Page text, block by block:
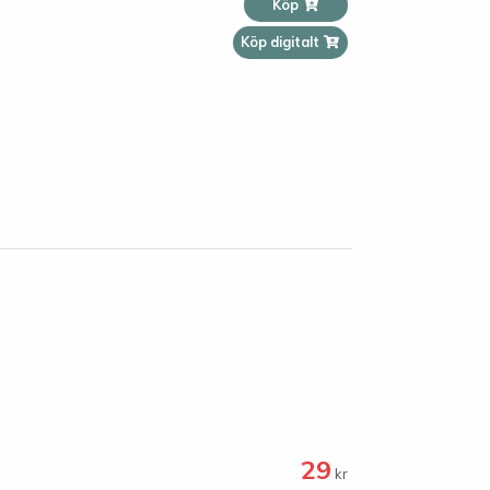
Köp
Köp digitalt
29 kr